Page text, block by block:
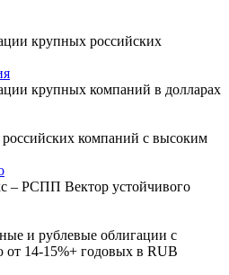
крупных российских
крупных компаний в долларах
компаний с высоким
– РСПП Вектор устойчивого
и рублевые облигации с
от 14-15%+ годовых в RUB